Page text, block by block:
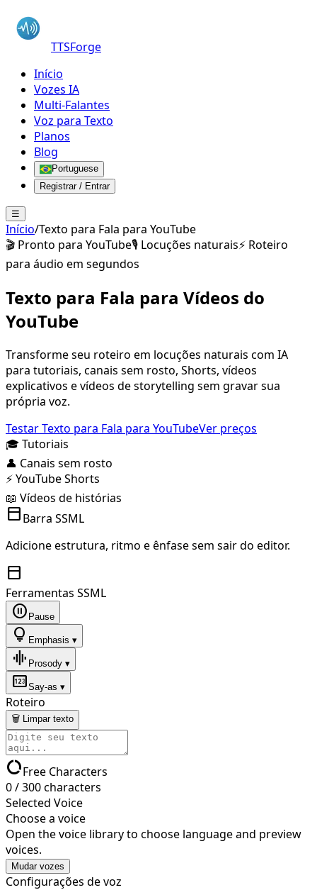
TTSForge
Início
Vozes IA
Multi-Falantes
Voz para Texto
Planos
Blog
Portuguese
Registrar / Entrar
☰
Início/Texto para Fala para YouTube
🎬 Pronto para YouTube🎙️ Locuções naturais⚡ Roteiro
para áudio em segundos
Texto para Fala para Vídeos do
YouTube
Transforme seu roteiro em locuções naturais com IA
para tutoriais, canais sem rosto, Shorts, vídeos
explicativos e vídeos de storytelling sem gravar sua
própria voz.
Testar Texto para Fala para YouTubeVer preços
🎓 Tutoriais
👤 Canais sem rosto
⚡ YouTube Shorts
📖 Vídeos de histórias
toolbarBarra SSML
Adicione estrutura, ritmo e ênfase sem sair do editor.
toolbar
Ferramentas SSML
pause_circle Pause
lightbulb Emphasis ▾
graphic_eq Prosody ▾
pinSay-as ▾
Roteiro
🗑 Limpar texto
data_usageFree Characters
0/300characters
Selected Voice
Choose a voice
Open the voice library to choose language and preview
voices.
Mudar vozes
Configurações de voz